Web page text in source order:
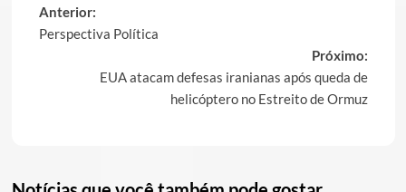
Post
navigation
Anterior:
Perspectiva Política
Próximo:
EUA atacam defesas iranianas após queda de
helicóptero no Estreito de Ormuz